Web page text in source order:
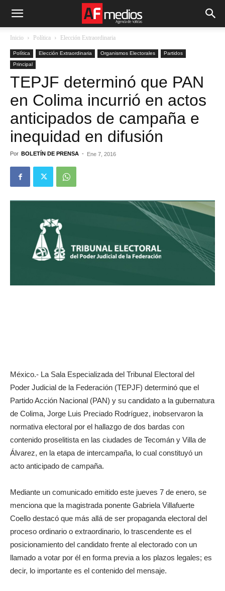
Inicio Política Elección Extraordinaria
Política Elección Extraordinaria Organismos Electorales
Partidos
Principal
TEPJF determinó que PAN
en Colima incurrió en actos
anticipados de campaña e
inequidad en difusión
Por BOLETÍN DE PRENSA - Ene 7, 2016
México.- La Sala Especializada del Tribunal Electoral del
Poder Judicial de la Federación (TEPJF) determinó que el
Partido Acción Nacional (PAN) y su candidato a la gubernatura
de Colima, Jorge Luis Preciado Rodríguez, inobservaron la
normativa electoral por el hallazgo de dos bardas con
contenido proselitista en las ciudades de Tecomán y Villa de
Álvarez, en la etapa de intercampaña, lo cual constituyó un
acto anticipado de campaña.
Mediante un comunicado emitido este jueves 7 de enero, se
menciona que la magistrada ponente Gabriela Villafuerte
Coello destacó que más allá de ser propaganda electoral del
proceso ordinario o extraordinario, lo trascendente es el
posicionamiento del candidato frente al electorado con un
llamado a votar por él en forma previa a los plazos legales; es
decir, lo importante es el contenido del mensaje.